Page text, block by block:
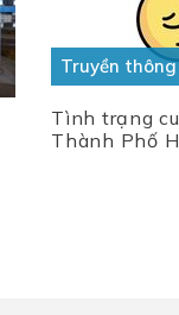
Truyền thông
Tình trạng
Thành Phố